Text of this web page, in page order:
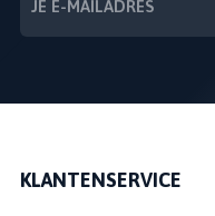
KLANTENSERVICE